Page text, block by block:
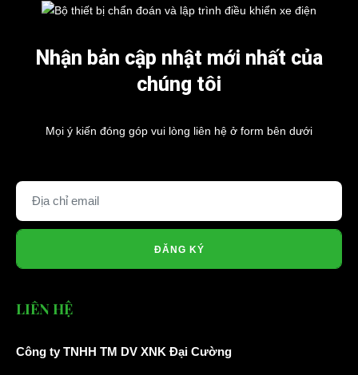
Nhận bản cập nhật mới nhất của
chúng tôi
Mọi ý kiến đóng góp vui lòng liên hệ ở form bên dưới
ĐĂNG KÝ
LIÊN HỆ
Công ty TNHH TM DV XNK Đại Cường